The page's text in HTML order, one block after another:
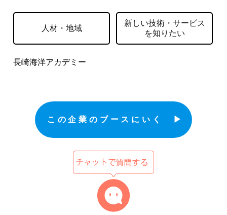
人材・地域
新しい技術・サービス
を知りたい
長崎海洋アカデミー
この企業のブースにいく ▶︎